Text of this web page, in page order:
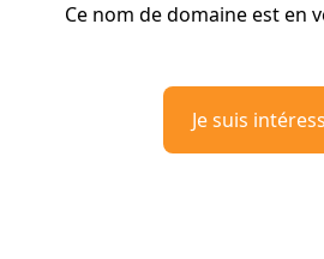
Ce nom de domaine est en
Je suis